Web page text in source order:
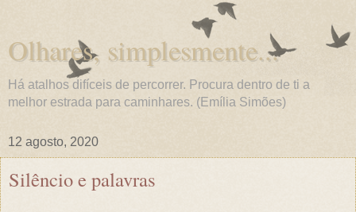
Olhares, simplesmente...
Há atalhos difíceis de percorrer. Procura dentro de ti a
melhor estrada para caminhares. (Emília Simões)
12 agosto, 2020
Silêncio e palavras